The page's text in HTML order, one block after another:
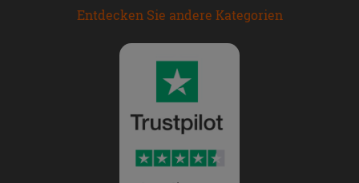
Entdecken Sie andere Kategorien